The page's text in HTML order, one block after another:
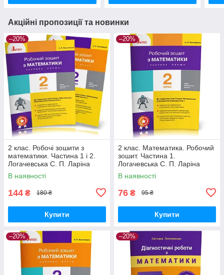
Акційні пропозиції та новинки
–20%
2 клас. Робочі зошити з
математики. Частина 1 і 2.
Логачевська С. П. Ларіна
О.В., Літера
В наявності
144 ₴ 180 ₴
Купити
–20%
2 клас. Математика. Робочий
зошит. Частина 1.
Логачевська С. П. Ларіна
О.В., Літера
В наявності
76 ₴ 95 ₴
Купити
–20% –20%